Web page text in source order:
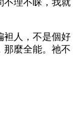
不理不睬，我就
袒人，不是個好
那麼全能。祂不